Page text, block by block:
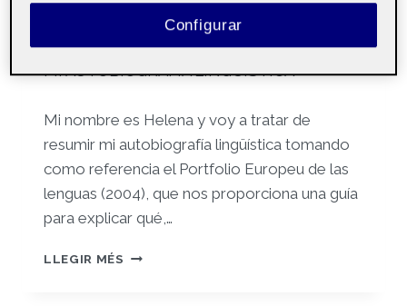
MI AUTOBIOGRAFÍA LINGÜÍSTICA
Mi nombre es Helena y voy a tratar de
resumir mi autobiografía lingüística tomando
como referencia el Portfolio Europeu de las
lenguas (2004), que nos proporciona una guía
para explicar qué,…
LLEGIR MÉS
Configurar